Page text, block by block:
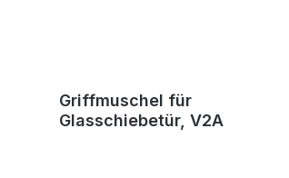
Griffmuschel für
Glasschiebetür, V2A